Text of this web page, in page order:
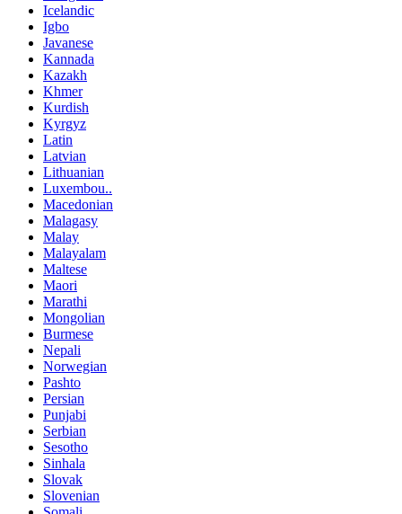
Icelandic
Igbo
Javanese
Kannada
Kazakh
Khmer
Kurdish
Kyrgyz
Latin
Latvian
Lithuanian
Luxembou..
Macedonian
Malagasy
Malay
Malayalam
Maltese
Maori
Marathi
Mongolian
Burmese
Nepali
Norwegian
Pashto
Persian
Punjabi
Serbian
Sesotho
Sinhala
Slovak
Slovenian